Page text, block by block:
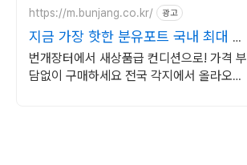
https://m.bunjang.co.kr/ 광고
지금 가장 핫한 분유포트 국내 최대 브
랜드 중고거래
번개장터에서 새상품급 컨디션으로! 가격 부
담없이 구매하세요 전국 각지에서 올라오는